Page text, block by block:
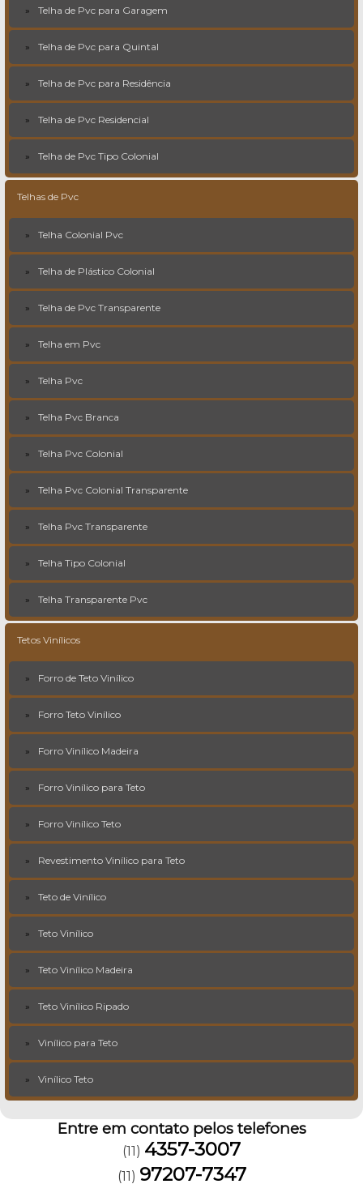
Telha de Pvc para Garagem
Telha de Pvc para Quintal
Telha de Pvc para Residência
Telha de Pvc Residencial
Telha de Pvc Tipo Colonial
Telhas de Pvc
Telha Colonial Pvc
Telha de Plástico Colonial
Telha de Pvc Transparente
Telha em Pvc
Telha Pvc
Telha Pvc Branca
Telha Pvc Colonial
Telha Pvc Colonial Transparente
Telha Pvc Transparente
Telha Tipo Colonial
Telha Transparente Pvc
Tetos Vinílicos
Forro de Teto Vinílico
Forro Teto Vinílico
Forro Vinílico Madeira
Forro Vinílico para Teto
Forro Vinílico Teto
Revestimento Vinílico para Teto
Teto de Vinílico
Teto Vinílico
Teto Vinílico Madeira
Teto Vinílico Ripado
Vinílico para Teto
Vinílico Teto
Entre em contato pelos telefones
(11) 4357-3007
(11) 97207-7347